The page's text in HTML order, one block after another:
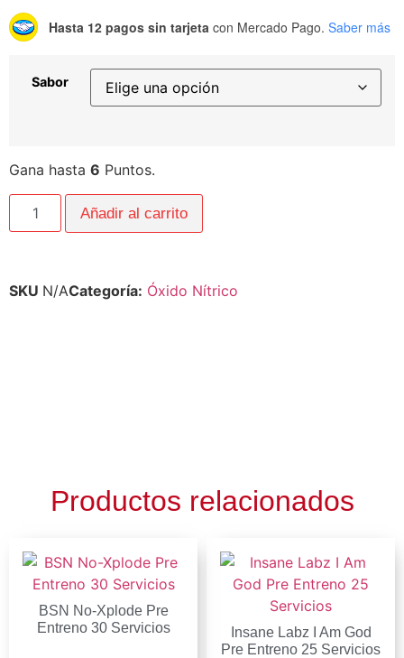
Hasta 12 pagos sin tarjeta con Mercado Pago. Saber más
Sabor
Gana hasta 6 Puntos.
Añadir al carrito
SKU N/ACategoría: Óxido Nítrico
Productos relacionados
BSN No-Xplode Pre
Entreno 30 Servicios
Insane Labz I Am God
Pre Entreno 25 Servicios